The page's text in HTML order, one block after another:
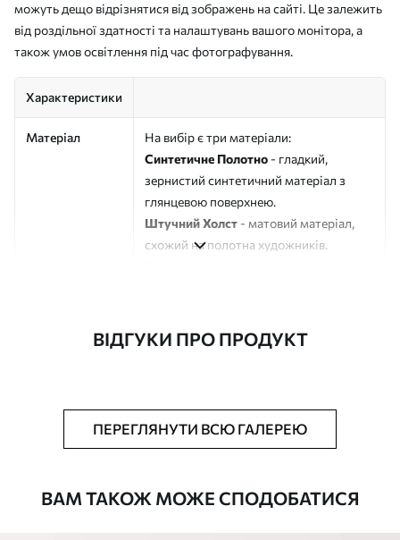
можуть дещо відрізнятися від зображень на сайті. Це залежить
від роздільної здатності та налаштувань вашого монітора, а
також умов освітлення під час фотографування.
Характеристики
Матеріал
На вибір є три матеріали:
Синтетичне Полотно - гладкий,
зернистий синтетичний матеріал з
глянцевою поверхнею.
Штучний Холст - матовий матеріал,
схожий на полотна художників.
Додатково Можна додати лакове покриття.
ВІДГУКИ ПРО ПРОДУКТ
ПЕРЕГЛЯНУТИ ВСЮ ГАЛЕРЕЮ
ВАМ ТАКОЖ МОЖЕ СПОДОБАТИСЯ